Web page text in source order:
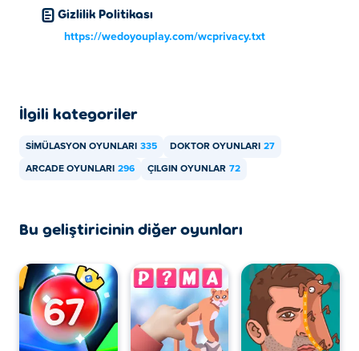
Gizlilik Politikası
https://wedoyouplay.com/wcprivacy.txt
İlgili kategoriler
SIMÜLASYON OYUNLARI 335 DOKTOR OYUNLARI 27
ARCADE OYUNLARI 296 ÇILGIN OYUNLAR 72
Bu geliştiricinin diğer oyunları